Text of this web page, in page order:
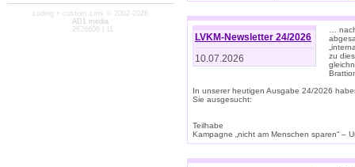
coding + custom cms © 2002-2026
AD1 media
· 2626606 | 11
LVKM-Newsletter 24/2026
10.07.2026
…
zu
In unserer heutigen Ausgabe 24/2026
Sie ausgesucht:
Teilhabe
Kampagne „nicht am Menschen sparen“ –